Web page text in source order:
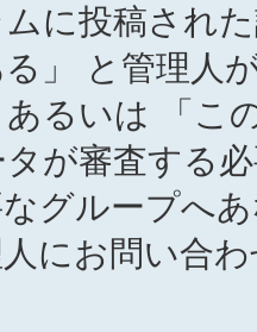
ムに投稿され
」 と管理人
るいは 「こ
が審査する
グループへ
にお問い合